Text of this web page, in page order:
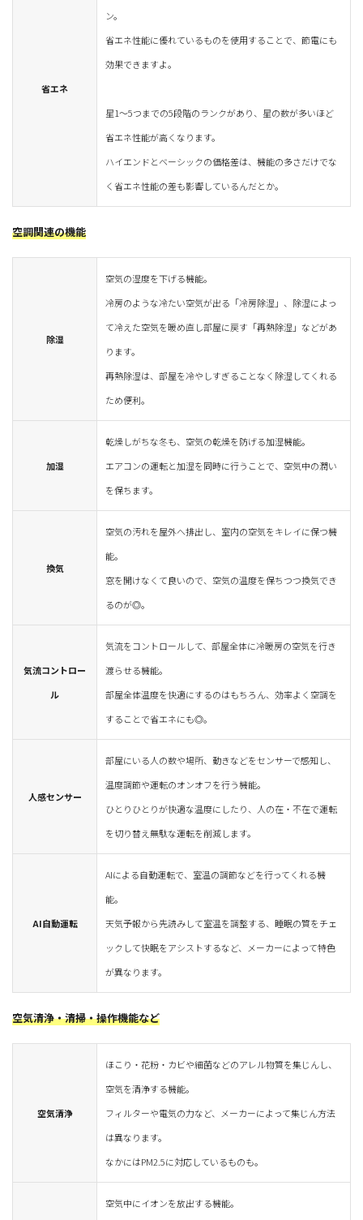
省エネ
ン。
省エネ性能に優れているものを使用することで、節電にも
効果できますよ。
星1～5つまでの5段階のランクがあり、星の数が多いほど
省エネ性能が高くなります。
ハイエンドとベーシックの価格差は、機能の多さだけでな
く省エネ性能の差も影響しているんだとか。
空調関連の機能
除湿
空気の湿度を下げる機能。
冷房のような冷たい空気が出る「冷房除湿」、除湿によっ
て冷えた空気を暖め直し部屋に戻す「再熱除湿」などがあ
ります。
再熱除湿は、部屋を冷やしすぎることなく除湿してくれる
ため便利。
加湿
乾燥しがちな冬も、空気の乾燥を防げる加湿機能。
エアコンの運転と加湿を同時に行うことで、空気中の潤い
を保ちます。
換気
空気の汚れを屋外へ排出し、室内の空気をキレイに保つ機
能。
窓を開けなくて良いので、空気の温度を保ちつつ換気でき
るのが◎。
気流コントロー
ル
気流をコントロールして、部屋全体に冷暖房の空気を行き
渡らせる機能。
部屋全体温度を快適にするのはもちろん、効率よく空調を
することで省エネにも◎。
人感センサー
部屋にいる人の数や場所、動きなどをセンサーで感知し、
温度調節や運転のオンオフを行う機能。
ひとりひとりが快適な温度にしたり、人の在・不在で運転
を切り替え無駄な運転を削減します。
AI自動運転
AIによる自動運転で、室温の調節などを行ってくれる機
能。
天気予報から先読みして室温を調整する、睡眠の質をチェ
ックして快眠をアシストするなど、メーカーによって特色
が異なります。
空気清浄・清掃・操作機能など
空気清浄
ほこり・花粉・カビや細菌などのアレル物質を集じんし、
空気を清浄する機能。
フィルターや電気の力など、メーカーによって集じん方法
は異なります。
なかにはPM2.5に対応しているものも。
空気中にイオンを放出する機能。